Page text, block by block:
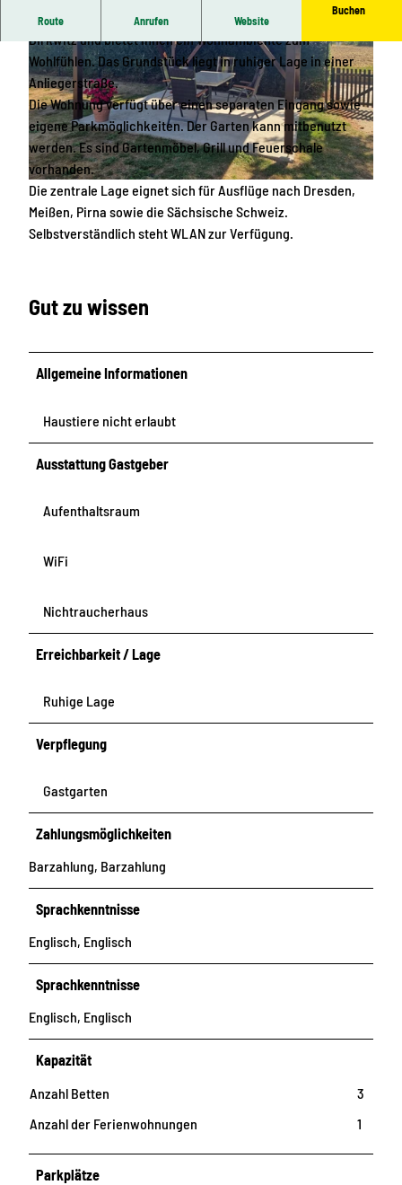
© Sven Richter | CC-BY-SA
© Sven Richter |CC-BY-SA
Route Anrufen Website
Buchen
Unsere Ferienwohnung befindet sich in Pirna im Ortsteil
Birkwitz und bietet Ihnen ein Wohnambiente zum
Wohlfühlen. Das Grundstück liegt in ruhiger Lage in einer
Anliegerstraße.
Die Wohnung verfügt über einen separaten Eingang sowie
eigene Parkmöglichkeiten. Der Garten kann mitbenutzt
werden. Es sind Gartenmöbel, Grill und Feuerschale
vorhanden.
Die zentrale Lage eignet sich für Ausflüge nach Dresden,
Meißen, Pirna sowie die Sächsische Schweiz.
Selbstverständlich steht WLAN zur Verfügung.
Gut zu wissen
Allgemeine Informationen
Haustiere nicht erlaubt
Ausstattung Gastgeber
Aufenthaltsraum
WiFi
Nichtraucherhaus
Erreichbarkeit / Lage
Ruhige Lage
Verpflegung
Gastgarten
Zahlungsmöglichkeiten
Barzahlung, Barzahlung
Sprachkenntnisse
Englisch, Englisch
Sprachkenntnisse
Englisch, Englisch
Kapazität
Anzahl Betten
3
Anzahl der Ferienwohnungen
1
Parkplätze